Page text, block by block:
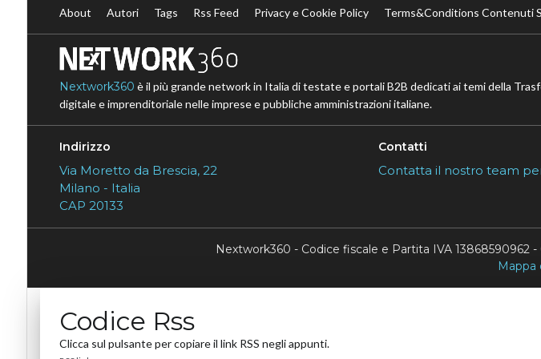
About Autori Tags Rss Feed Privacy e Cookie Policy Terms&Conditions Contenuti
Nextwork360 è il più grande network in Italia di testate e portali B2B dedicati ai temi della
digitale e imprenditoriale nelle imprese e pubbliche amministrazioni italiane.
Indirizzo
Via Moretto da Brescia, 22
Milano - Italia
CAP 20133
Contatti
Contatta il nostro team
Nextwork360 - Codice fiscale e Partita IVA 13868590962
Mappa
Codice Rss
Clicca sul pulsante per copiare il link RSS negli appunti.